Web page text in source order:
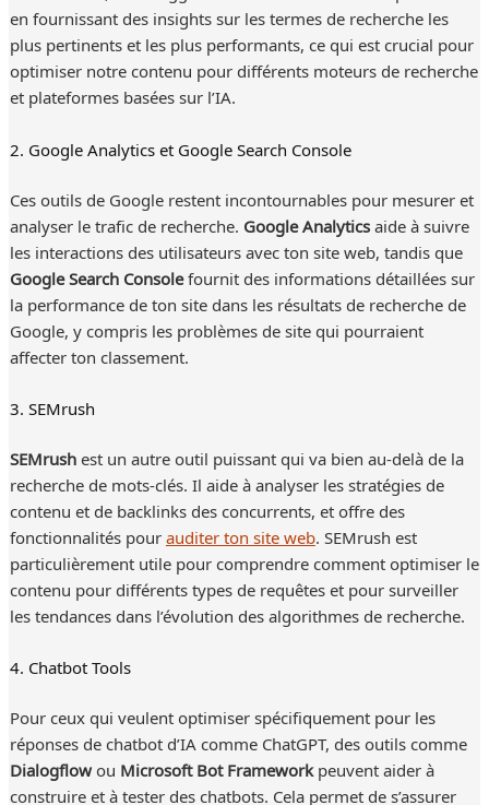
en fournissant des insights sur les termes de recherche les
plus pertinents et les plus performants, ce qui est crucial pour
optimiser notre contenu pour différents moteurs de recherche
et plateformes basées sur l’IA.
2. Google Analytics et Google Search Console
Ces outils de Google restent incontournables pour mesurer et
analyser le trafic de recherche. Google Analyticsaide à suivre
les interactions des utilisateurs avec ton site web, tandis que
Google Search Consolefournit des informations détaillées sur
la performance de ton site dans les résultats de recherche de
Google, y compris les problèmes de site qui pourraient
affecter ton classement.
3. SEMrush
SEMrushest un autre outil puissant qui va bien au-delà de la
recherche de mots-clés. Il aide à analyser les stratégies de
contenu et de backlinks des concurrents, et offre des
fonctionnalités pourauditer ton site web. SEMrush est
particulièrement utile pour comprendre comment optimiser le
contenu pour différents types de requêtes et pour surveiller
les tendances dans l’évolution des algorithmes de recherche.
4. Chatbot Tools
Pour ceux qui veulent optimiser spécifiquement pour les
réponses de chatbot d’IA comme ChatGPT, des outils comme
Dialogflowou Microsoft Bot Frameworkpeuvent aider à
construire et à tester des chatbots. Cela permet de s’assurer